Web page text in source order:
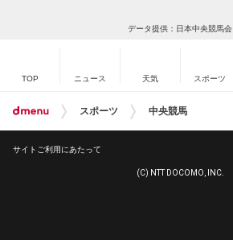
データ提供：日本中央競馬会
TOP ニュース 天気 スポーツ
スポーツ 中央競馬
サイトご利用にあたって
(C) NTT DOCOMO, INC.